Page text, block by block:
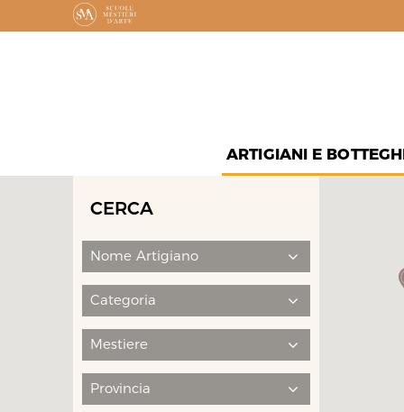
ARTIGIANI E
CERCA
Nome Artigiano
Categoria
Mestiere
Provincia